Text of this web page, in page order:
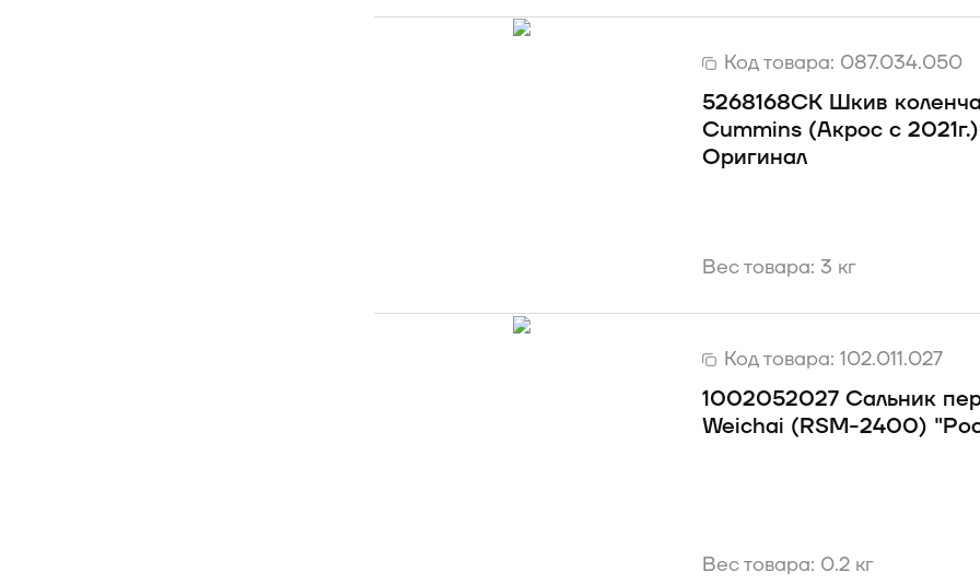
Код товара: 087.034.050
5268168CK Шкив
Cummins (Акрос c
Оригинал
Вес товара: 3 кг
Код товара: 102.011.027
1002052027 Сальник
Weichai (RSM-2400)
Вес товара: 0.2 кг